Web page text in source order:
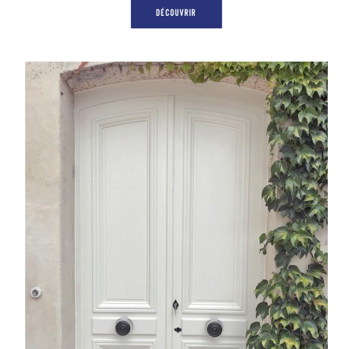
DÉCOUVRIR